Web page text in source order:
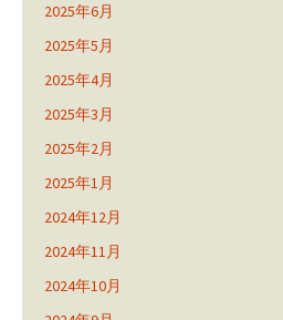
2025年6月
2025年5月
2025年4月
2025年3月
2025年2月
2025年1月
2024年12月
2024年11月
2024年10月